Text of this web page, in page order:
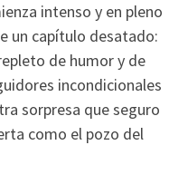
intenso y en pleno
un capítulo desatado:
de humor y de
incondicionales
sorpresa que seguro
como el pozo del